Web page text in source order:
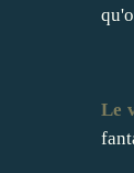
Le